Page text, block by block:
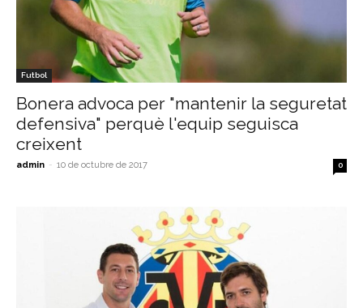
Futbol
Bonera advoca per "mantenir la seguretat
defensiva" perquè l'equip seguisca
creixent
admin - 10 de octubre de 2017 0